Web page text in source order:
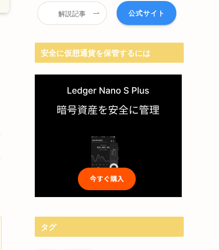
解説記事 公式サイト
安全に仮想通貨を保管するには
タグ